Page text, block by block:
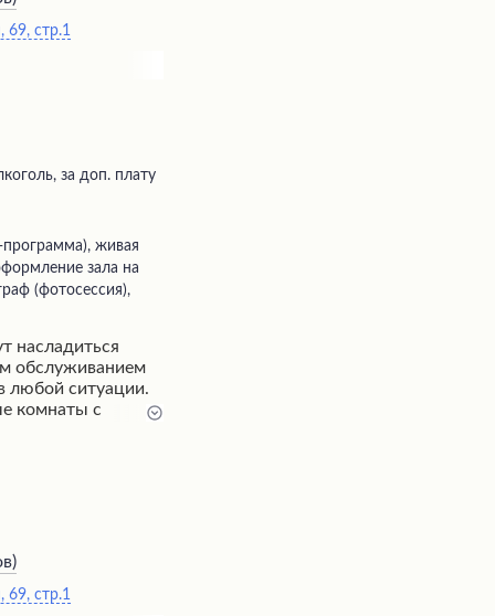
69, стр.1
за доп. плату
зала на
(фотосессия),
насладиться
обслуживанием
любой ситуации.
комнаты с
высоко
отдых.
выбрать
вкус, а вкусные
атмосферу
)
69, стр.1